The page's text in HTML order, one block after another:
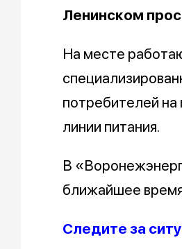
Ленинском
На месте
потребителей на
линии питания.
В
ближайшее
Следите за